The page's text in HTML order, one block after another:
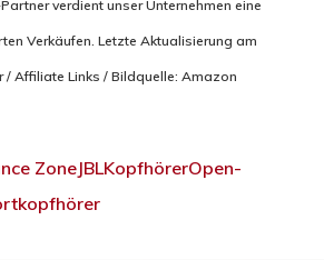
verdient unser Unternehmen eine
Verkäufen. Letzte Aktualisierung am
/ Affiliate Links / Bildquelle: Amazon
ZoneJBLKopfhörerOpen-